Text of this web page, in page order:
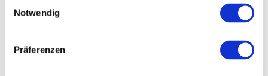
Notwendig
Präferenzen